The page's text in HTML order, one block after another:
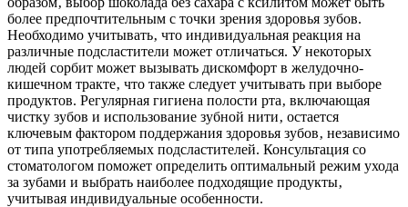
более предпочтительным с точки зрения здоровья зубов.
Необходимо учитывать‚ что индивидуальная реакция на
различные подсластители может отличаться. У некоторых
людей сорбит может вызывать дискомфорт в желудочно-
кишечном тракте‚ что также следует учитывать при выборе
продуктов. Регулярная гигиена полости рта‚ включающая
чистку зубов и использование зубной нити‚ остается
ключевым фактором поддержания здоровья зубов‚ независимо
от типа употребляемых подсластителей. Консультация со
стоматологом поможет определить оптимальный режим ухода
за зубами и выбрать наиболее подходящие продукты‚
учитывая индивидуальные особенности.